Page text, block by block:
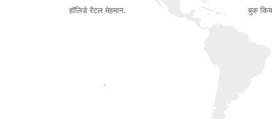
हॉलिडे रेंटल मेहमान. बुक
आज ही नए मेहमानों तक पहुंचें